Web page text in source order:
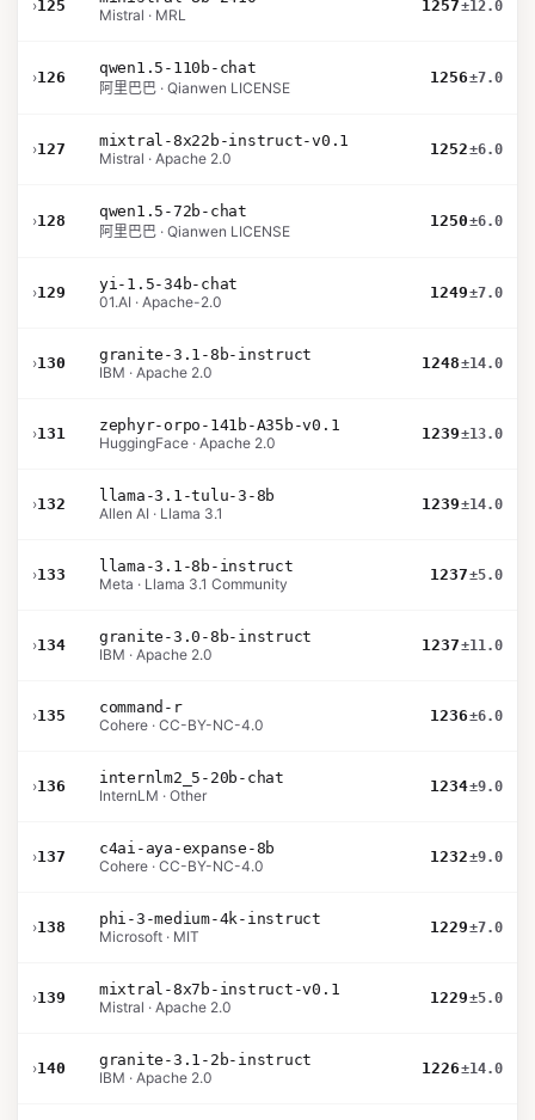
›125
Mistral · MRL
1257±12.0
›126
qwen1.5-110b-chat
阿里巴巴 · Qianwen LICENSE
1256±7.0
›127
mixtral-8x22b-instruct-v0.1
Mistral · Apache 2.0
1252±6.0
›128
qwen1.5-72b-chat
阿里巴巴 · Qianwen LICENSE
1250±6.0
›129
yi-1.5-34b-chat
01.AI · Apache-2.0
1249±7.0
›130
granite-3.1-8b-instruct
IBM · Apache 2.0
1248±14.0
›131
zephyr-orpo-141b-A35b-v0.1
HuggingFace · Apache 2.0
1239±13.0
›132
llama-3.1-tulu-3-8b
Allen AI · Llama 3.1
1239±14.0
›133
llama-3.1-8b-instruct
Meta · Llama 3.1 Community
1237±5.0
›134
granite-3.0-8b-instruct
IBM · Apache 2.0
1237±11.0
›135
command-r
Cohere · CC-BY-NC-4.0
1236±6.0
›136
internlm2_5-20b-chat
InternLM · Other
1234±9.0
›137
c4ai-aya-expanse-8b
Cohere · CC-BY-NC-4.0
1232±9.0
›138
phi-3-medium-4k-instruct
Microsoft · MIT
1229±7.0
›139
mixtral-8x7b-instruct-v0.1
Mistral · Apache 2.0
1229±5.0
›140
granite-3.1-2b-instruct
IBM · Apache 2.0
1226±14.0